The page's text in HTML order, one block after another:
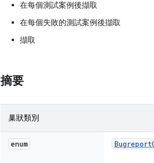
在每個測試案例後擷取
在每個失敗的測試案例後擷取
擷取
摘要
巢狀類別
enum Bugreport